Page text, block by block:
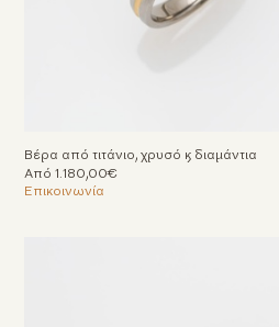
Βέρα από τιτάνιο, χρυσό & διαμάντια
Από 1.180,00€
Επικοινωνία